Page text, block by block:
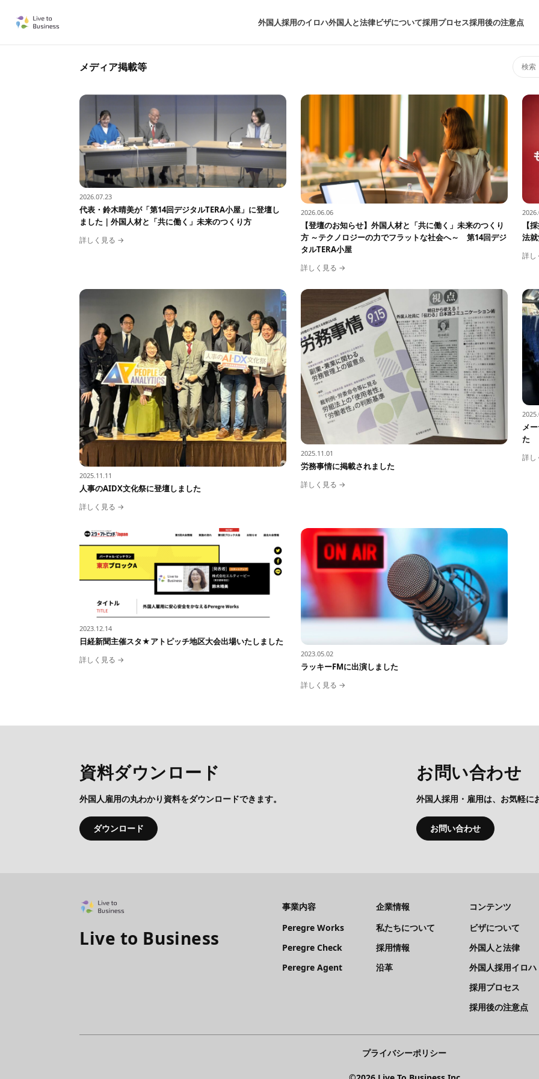
外国人採用のイロハ外国人と法律ビザについて採用プロセス採用後の注意点
メディア掲載等
2026.07.23
代表・鈴木晴美が「第14回デジタルTERA小屋」に登壇し
ました｜外国人材と「共に働く」未来のつくり方
詳しく見る →
2026.06.06
【登壇のお知らせ】外国人材と「共に働く」未来のつくり
方 ～テクノロジーの力でフラットな社会へ～ 第14回デジ
タルTERA小屋
詳しく見る →
【
法
詳
2025.11.11
人事のAIDX文化祭に登壇しました
詳しく見る →
2025.11.01
労務事情に掲載されました
詳しく見る →
メ
た
詳
2023.12.14
日経新聞主催スタ★アトピッチ地区大会出場いたしました
詳しく見る →
2023.05.02
ラッキーFMに出演しました
詳しく見る →
資料ダウンロード
外国人雇用の丸わかり資料をダウンロードできます。
ダウンロード
お問い合わせ
外国人採用・雇用は、お気軽に
お問い合わせ
Live to Business
事業内容
Peregre Works
Peregre Check
Peregre Agent
企業情報
私たちについて
採用情報
沿革
コンテンツ
ビザについて
外国人と法律
外国人採用イロハ
採用プロセス
採用後の注意点
プライバシーポリシー